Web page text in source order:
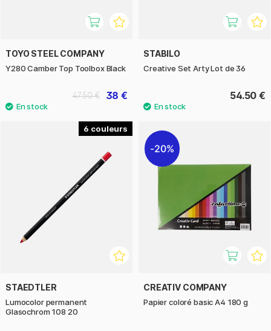
TOYO STEEL COMPANY
Y280 Camber Top Toolbox Black
38 €
47.50 €
STABILO
Creative Set Arty Lot de 36
54.50 €
6
STAEDTLER
Lumocolor permanent
Glasochrom 108 20
20%
CREATIV COMPANY
Papier coloré basic A4 180 g